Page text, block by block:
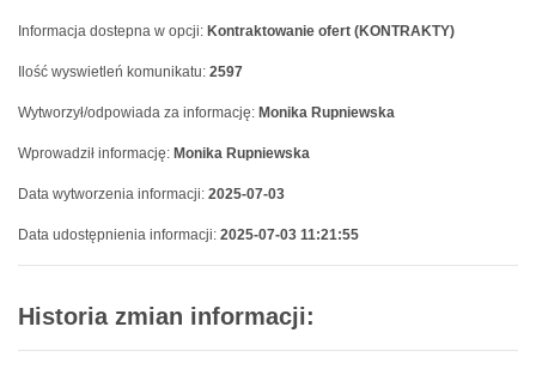
Informacja dostepna w opcji: Kontraktowanie ofert (KONTRAKTY)
Ilość wyswietleń komunikatu: 2597
Wytworzył/odpowiada za informację: Monika Rupniewska
Wprowadził informację: Monika Rupniewska
Data wytworzenia informacji: 2025-07-03
Data udostępnienia informacji: 2025-07-03 11:21:55
Historia zmian informacji: